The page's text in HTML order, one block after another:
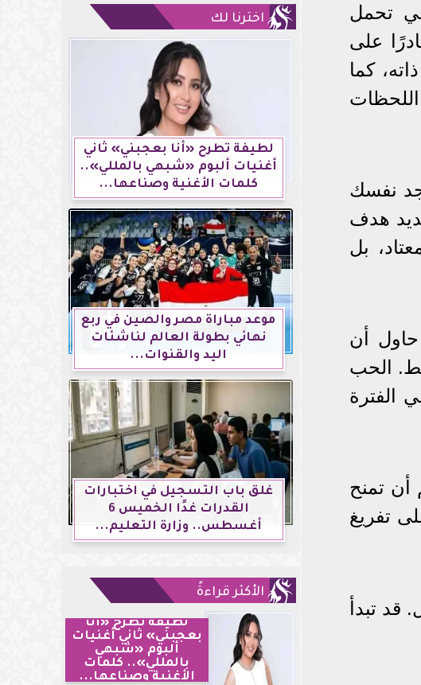
تحمل
على
كما
نفسك
هدف
بل
حاول أن
الحب
الفترة
أن تمنح
تفريغ
قد تبدأ
اخترنا لك
لطيفة تطرح «أنا بعجبني» ثاني
أغنيات ألبوم «شبهي بالمللي»..
كلمات الأغنية وصناعها...
موعد مباراة مصر والصين في ربع
نهائي بطولة العالم لناشئات
اليد والقنوات...
غلق باب التسجيل في اختبارات
القدرات غدًا الخميس 6
أغسطس.. وزارة التعليم...
الأكثر قراءةً
لطيفة تطرح «أنا
بعجبني» ثاني أغنيات
ألبوم «شبهي
بالمللي».. كلمات
الأغنية وصناعها...